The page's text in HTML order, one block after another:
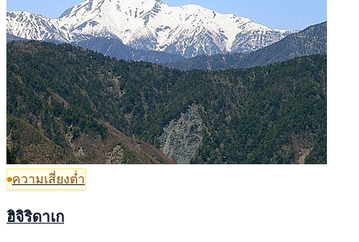
ความเสี่ยงต่ำ
ฮิจิริดาเก